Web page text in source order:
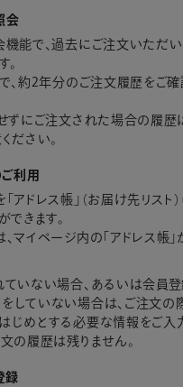
会
能で、過去にご注文いただ
。
、約2年分のご注文履歴をご
ずにご注文された場合の履歴
ださい。
ご利用
アドレス帳」（お届け先リスト）
できます。
マイページ内の「アドレス帳
いない場合、あるいは会員
していない場合は、ご注文の
じめとする必要な情報をご入
文の履歴は残りません。
録